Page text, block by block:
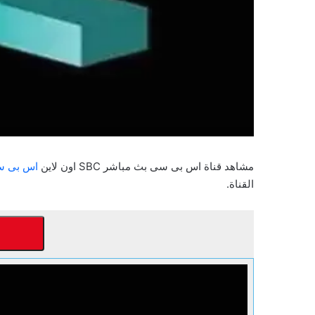
مشاهد قناة اس بى سى بث مباشر SBC اون لاين
اس بى
القناة.